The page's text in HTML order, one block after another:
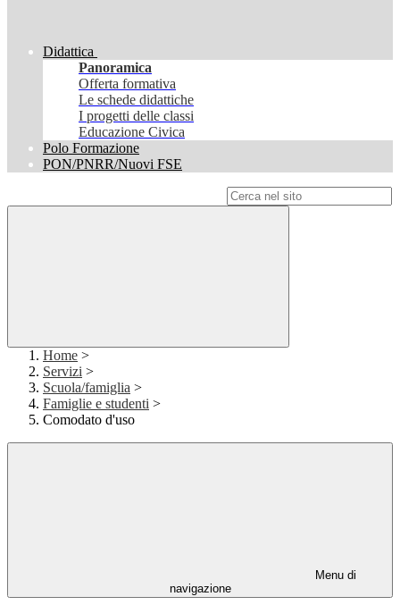
Didattica
Panoramica
Offerta formativa
Le schede didattiche
I progetti delle classi
Educazione Civica
Polo Formazione
PON/PNRR/Nuovi FSE
Home >
Servizi >
Scuola/famiglia >
Famiglie e studenti >
Comodato d'uso
Menu di
navigazione